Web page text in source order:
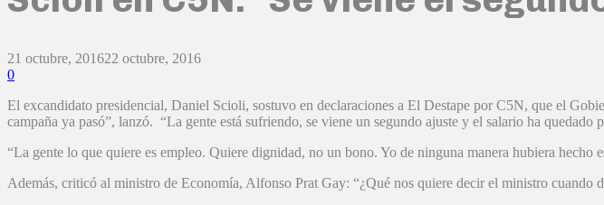
21 octubre, 201622 octubre, 2016
0
El excandidato presidencial, Daniel Scioli, sostuvo en declaraciones a El Destape por C5N, que el
campaña ya pasó”, lanzó. “La gente está sufriendo, se viene un segundo ajuste y el salario ha quedado
“La gente lo que quiere es empleo. Quiere dignidad, no un bono. Yo de ninguna manera hubiera hecho
Además, criticó al ministro de Economía, Alfonso Prat Gay: “¿Qué nos quiere decir el ministro cuando